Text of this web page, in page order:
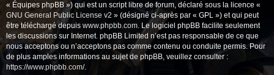
« Équipes phpBB ») qui est un script libre de forum, déclaré sous la licence «
GNU General Public License v2 » (désigné ci-après par « GPL ») et qui peut
être téléchargé depuis www.phpbb.com. Le logiciel phpBB facilite seulement
les discussions sur Internet. phpBB Limited n’est pas responsable de ce que
nous acceptons ou n’acceptons pas comme contenu ou conduite permis. Pour
de plus amples informations au sujet de phpBB, veuillez consulter :
https://www.phpbb.com/.